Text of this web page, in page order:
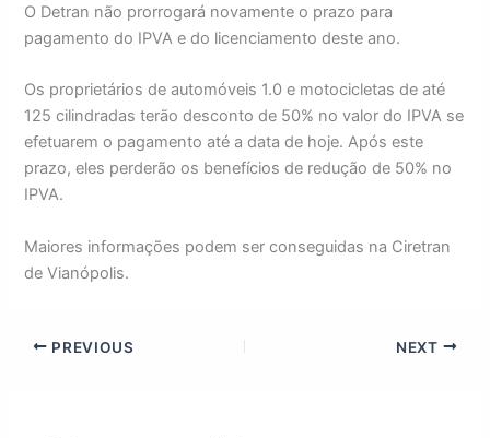
O Detran não prorrogará novamente o prazo para
pagamento do IPVA e do licenciamento deste ano.
Os proprietários de automóveis 1.0 e motocicletas de até
125 cilindradas terão desconto de 50% no valor do IPVA se
efetuarem o pagamento até a data de hoje. Após este
prazo, eles perderão os benefícios de redução de 50% no
IPVA.
Maiores informações podem ser conseguidas na Ciretran
de Vianópolis.
PREVIOUS NEXT